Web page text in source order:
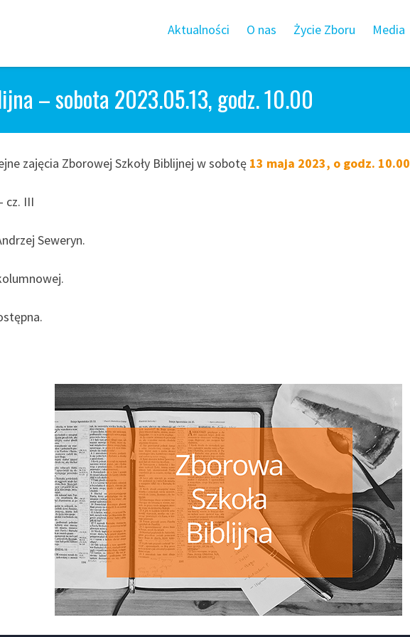
Aktualności O nas Życie Zboru Media
– sobota 2023.05.13, godz. 10.00
zajęcia Zborowej Szkoły Biblijnej w sobotę 13 maja 2023, o godz. 10.00
cz. III
Seweryn.